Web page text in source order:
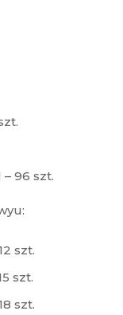
96 szt.
szt.
szt.
szt.